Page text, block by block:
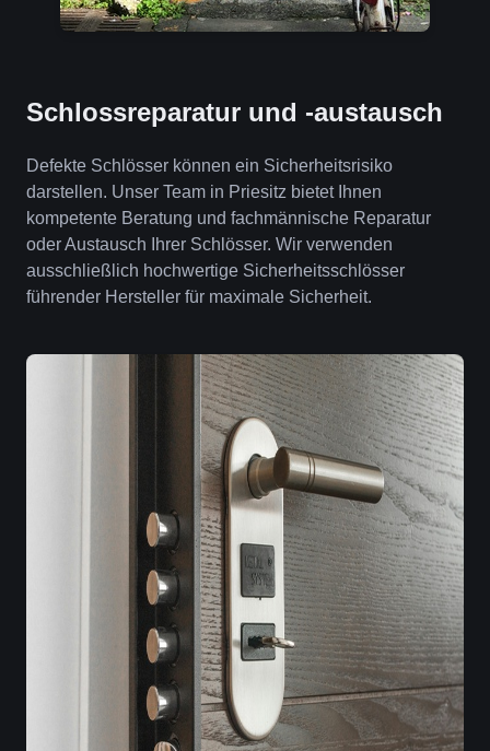
Schlossreparatur und -austausch
Defekte Schlösser können ein Sicherheitsrisiko
darstellen. Unser Team in Priesitz bietet Ihnen
kompetente Beratung und fachmännische Reparatur
oder Austausch Ihrer Schlösser. Wir verwenden
ausschließlich hochwertige Sicherheitsschlösser
führender Hersteller für maximale Sicherheit.